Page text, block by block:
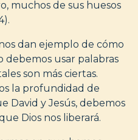
muchos de sus huesos
dan ejemplo de cómo
debemos usar palabras
son más ciertas.
la profundidad de
David y Jesús, debemos
Dios nos liberará.